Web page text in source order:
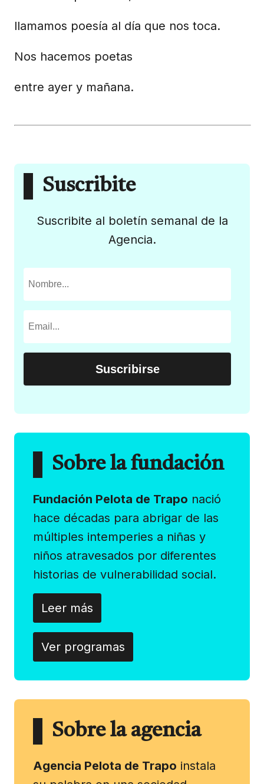
llamamos poesía al día que nos toca.
Nos hacemos poetas
entre ayer y mañana.
Suscribite
Suscribite al boletín semanal de la
Agencia.
Sobre la fundación
Fundación Pelota de Trapo nació
hace décadas para abrigar de las
múltiples intemperies a niñas y
niños atravesados por diferentes
historias de vulnerabilidad social.
Leer más
Ver programas
Sobre la agencia
Agencia Pelota de Trapo instala